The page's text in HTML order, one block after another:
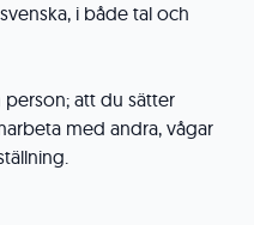
i både tal och
person; att du sätter
med andra, vågar